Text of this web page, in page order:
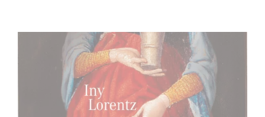
FFF Bayern und MBB fördern neues Gaumont Projekt DIE
WANDERHURE